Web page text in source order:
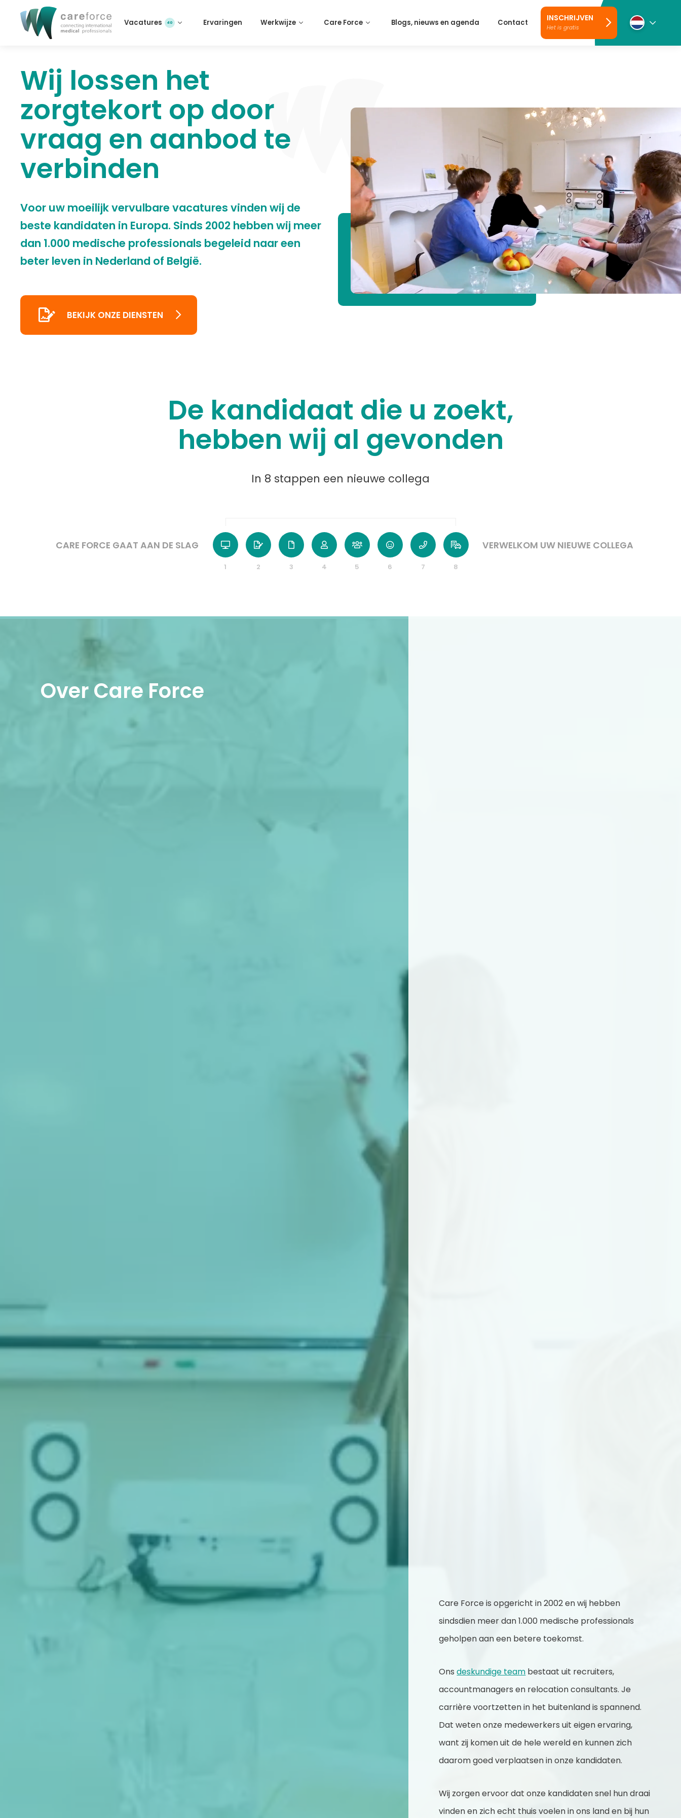
Vacatures 40 Ervaringen Werkwijze Care Force Blogs, nieuws en agenda Contact INSCHRIJVEN
Het is gratis
Wij lossen het
zorgtekort op door
vraag en aanbod te
verbinden
Voor uw moeilijk vervulbare vacatures vinden wij de
beste kandidaten in Europa. Sinds 2002 hebben wij meer
dan 1.000 medische professionals begeleid naar een
beter leven in Nederland of België.
BEKIJK ONZE DIENSTEN
De kandidaat die u zoekt,
hebben wij al gevonden
In 8 stappen een nieuwe collega
CARE FORCE GAAT AAN DE SLAG
1 2 3 4 5 6 7 8
VERWELKOM UW NIEUWE COLLEGA
Over Care Force
Care Force is opgericht in 2002 en wij hebben
sindsdien meer dan 1.000 medische professionals
geholpen aan een betere toekomst.
Onsdeskundige team bestaat uit recruiters,
accountmanagers en relocation consultants. Je
carrière voortzetten in het buitenland is spannend.
Dat weten onze medewerkers uit eigen ervaring,
want zij komen uit de hele wereld en kunnen zich
daarom goed verplaatsen in onze kandidaten.
Wij zorgen ervoor dat onze kandidaten snel hun draai
vinden en zich echt thuis voelen in ons land en bij hun